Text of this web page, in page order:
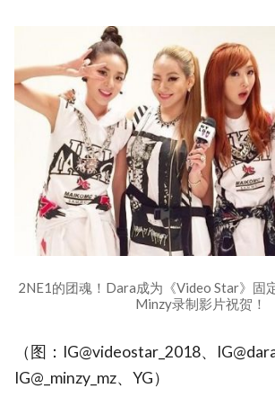
2NE1的团魂！Dara成为《Video Star》固
Minzy录制影片祝贺！
（图：IG@videostar_2018、
IG@_minzy_mz、YG）